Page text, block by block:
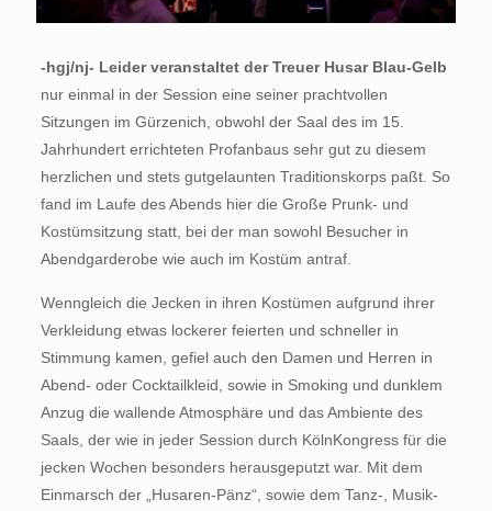
-hgj/nj- Leider veranstaltet der Treuer Husar Blau-Gelb
nur einmal in der Session eine seiner prachtvollen
Sitzungen im Gürzenich, obwohl der Saal des im 15.
Jahrhundert errichteten Profanbaus sehr gut zu diesem
herzlichen und stets gutgelaunten Traditionskorps paßt. So
fand im Laufe des Abends hier die Große Prunk- und
Kostümsitzung statt, bei der man sowohl Besucher in
Abendgarderobe wie auch im Kostüm antraf.
Wenngleich die Jecken in ihren Kostümen aufgrund ihrer
Verkleidung etwas lockerer feierten und schneller in
Stimmung kamen, gefiel auch den Damen und Herren in
Abend- oder Cocktailkleid, sowie in Smoking und dunklem
Anzug die wallende Atmosphäre und das Ambiente des
Saals, der wie in jeder Session durch KölnKongress für die
jecken Wochen besonders herausgeputzt war. Mit dem
Einmarsch der „Husaren-Pänz“, sowie dem Tanz-, Musik-